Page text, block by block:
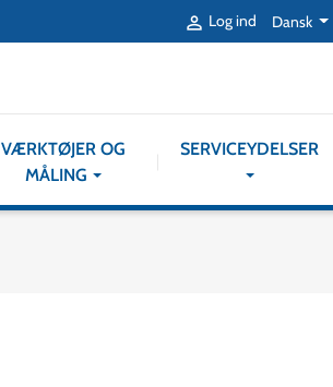
 Log ind Dansk
VÆRKTØJER OG
MÅLING
SERVICEYDELSER